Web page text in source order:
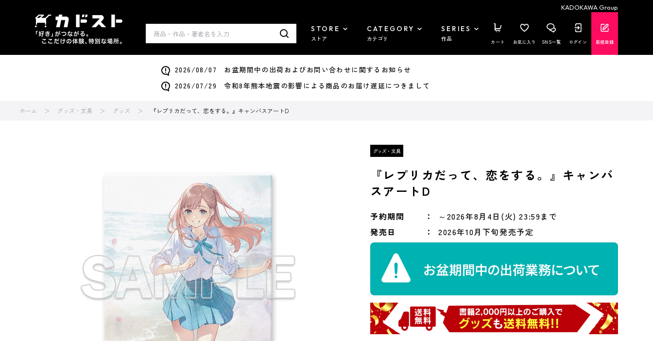
KADOKAWA Group
STORE
ストア
CATEGORY
カテゴリ
SERIES
作品 カート お気に入り SNS一覧 ログイン 新規登録
2026/08/07 お盆期間中の出荷およびお問い合わせに関するお知らせ
2026/07/29 令和8年熊本地震の影響による商品のお届け遅延につきまして
ホーム グッズ・文具 グッズ 『レプリカだって、恋をする。』キャンバスアートD
『レプリカだって、恋をする。』キャンバ
スアートD
予約期間
～2026年8月4日(火) 23:59まで
発売日
2026年10月下旬発売予定